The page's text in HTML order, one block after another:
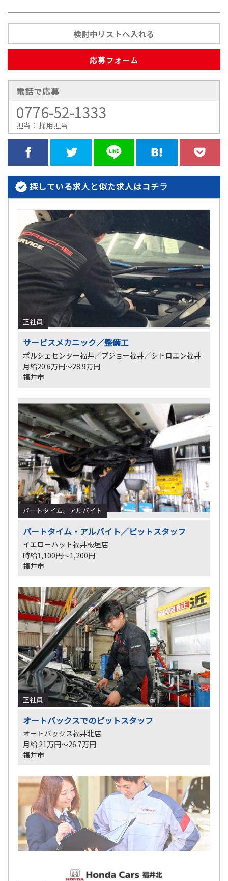
検討中リストへ入れる
応募フォーム
電話で応募
0776-52-1333
担当： 採用担当
探している求人と似た求人はコチラ
正社員
サービスメカニック／整備工
ポルシェセンター福井／プジョー福井／シトロエン福井
月給20.6万円～28.9万円
福井市
パートタイム、アルバイト
パートタイム・アルバイト／ピットスタッフ
イエローハット福井板垣店
時給1,100円～1,200円
福井市
正社員
オートバックスでのピットスタッフ
オートバックス福井北店
月給 21万円～26.7万円
福井市